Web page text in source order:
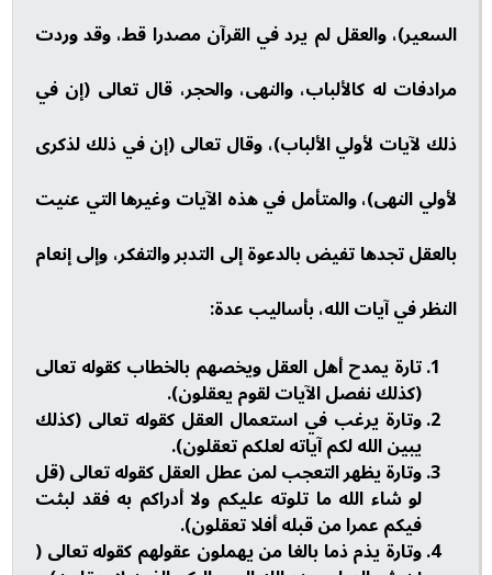
السعير)، والعقل لم يرد في القرآن مصدرا قط، وقد وردت
مرادفات له كالألباب، والنهى، والحجر، قال تعالى (إن في
ذلك لآيات لأولي الألباب)، وقال تعالى (إن في ذلك لذكرى
لأولي النهى)، والمتأمل في هذه الآيات وغيرها التي عنيت
بالعقل تجدها تفيض بالدعوة إلى التدبر والتفكر، وإلى إنعام
النظر في آيات الله، بأساليب عدة:
تارة يمدح أهل العقل ويخصهم بالخطاب كقوله تعالى
(كذلك نفصل الآيات لقوم يعقلون).
وتارة يرغب في استعمال العقل كقوله تعالى (كذلك
يبين الله لكم آياته لعلكم تعقلون).
وتارة يظهر التعجب لمن عطل العقل كقوله تعالى (قل
لو شاء الله ما تلوته عليكم ولا أدراكم به فقد لبثت
فيكم عمرا من قبله أفلا تعقلون).
وتارة يذم ذما بالغا من يهملون عقولهم كقوله تعالى (